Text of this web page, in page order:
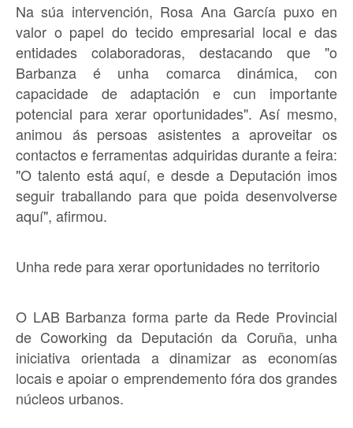
Na súa intervención, Rosa Ana García puxo en
valor o papel do tecido empresarial local e das
entidades colaboradoras, destacando que "o
Barbanza é unha comarca dinámica, con
capacidade de adaptación e cun importante
potencial para xerar oportunidades". Así mesmo,
animou ás persoas asistentes a aproveitar os
contactos e ferramentas adquiridas durante a feira:
"O talento está aquí, e desde a Deputación imos
seguir traballando para que poida desenvolverse
aquí", afirmou.
Unha rede para xerar oportunidades no territorio
O LAB Barbanza forma parte da Rede Provincial
de Coworking da Deputación da Coruña, unha
iniciativa orientada a dinamizar as economías
locais e apoiar o emprendemento fóra dos grandes
núcleos urbanos.